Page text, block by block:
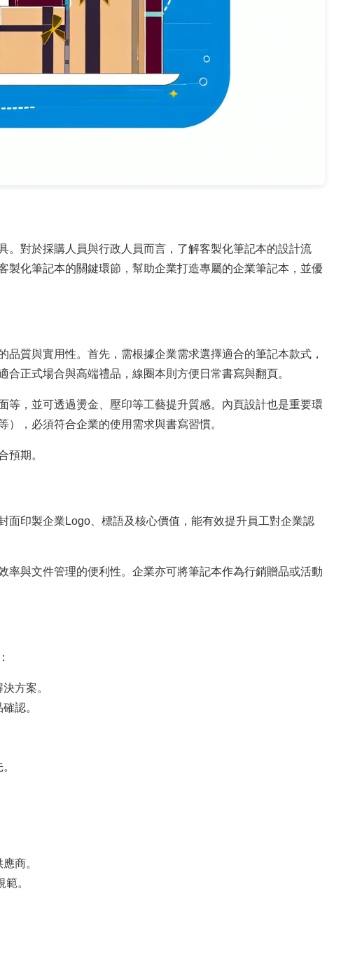
對於採購人員與行政人員而言，了解客製化筆記本的設計流
化筆記本的關鍵環節，幫助企業打造專屬的企業筆記本，並優
質與實用性。首先，需根據企業需求選擇適合的筆記本款式，
正式場合與高端禮品，線圈本則方便日常書寫與翻頁。
，並可透過燙金、壓印等工藝提升質感。內頁設計也是重要環
，必須符合企業的使用需求與書寫習慣。
預期。
面印製企業Logo、標語及核心價值，能有效提升員工對企業認
與文件管理的便利性。企業亦可將筆記本作為行銷贈品或活動
方案。
認。
商。
。